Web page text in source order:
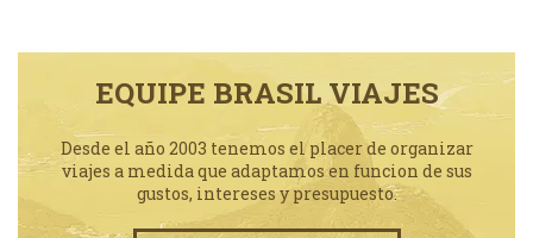
EQUIPE BRASIL VIAJES
Desde el año 2003 tenemos el placer de organizar
viajes a medida que adaptamos en funcion de sus
gustos, intereses y presupuesto.